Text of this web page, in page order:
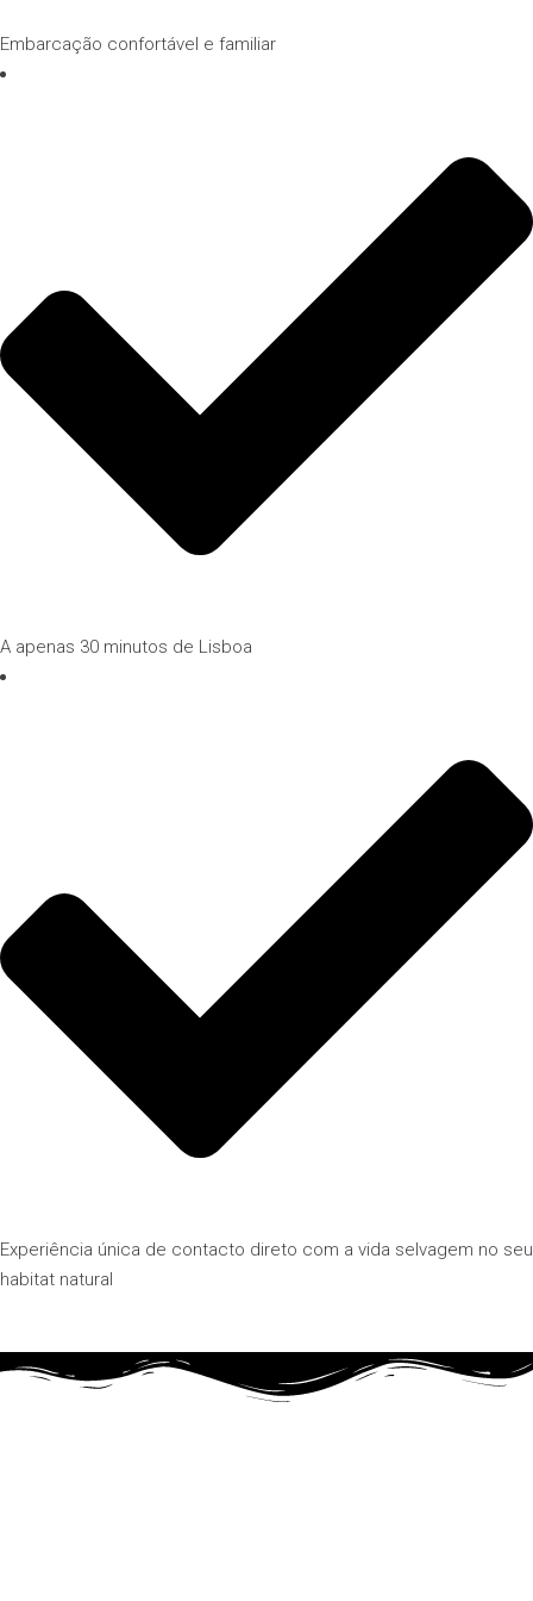
Embarcação confortável e familiar
A apenas 30 minutos de Lisboa
Experiência única de contacto direto com a vida selvagem no seu
habitat natural